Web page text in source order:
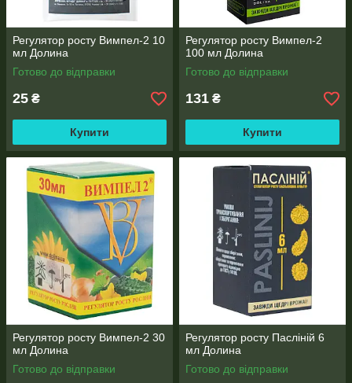
Регулятор росту Вимпел-2 10
мл Долина
Готово до відправки
25 ₴
Купити
Регулятор росту Вимпел-2
100 мл Долина
Готово до відправки
131 ₴
Купити
Регулятор росту Вимпел-2 30
мл Долина
Готово до відправки
Регулятор росту Пасліній 6
мл Долина
Готово до відправки